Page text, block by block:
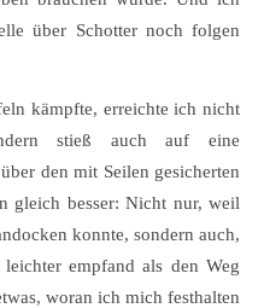
über Schotter noch folgen
kämpfte, erreichte ich nicht
stieß auch auf eine
den mit Seilen gesicherten
gleich besser: Nicht nur, weil
konnte, sondern auch,
empfand als den Weg
woran ich mich festhalten